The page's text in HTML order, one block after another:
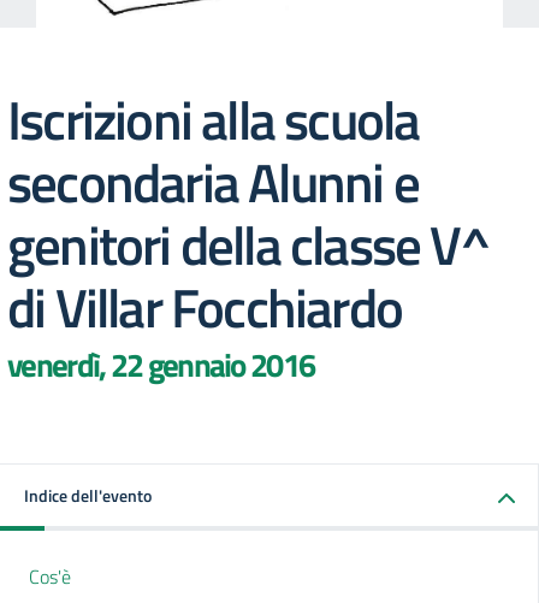
Iscrizioni alla scuola
secondaria Alunni e
genitori della classe V^
di Villar Focchiardo
venerdì, 22 gennaio 2016
Indice dell'evento
Cos'è